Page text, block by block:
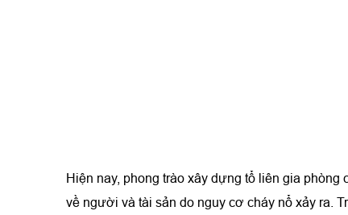
Hiện nay, phong trào xây dựng tổ liên gia
về người và tài sản do nguy cơ cháy nổ xảy ra.